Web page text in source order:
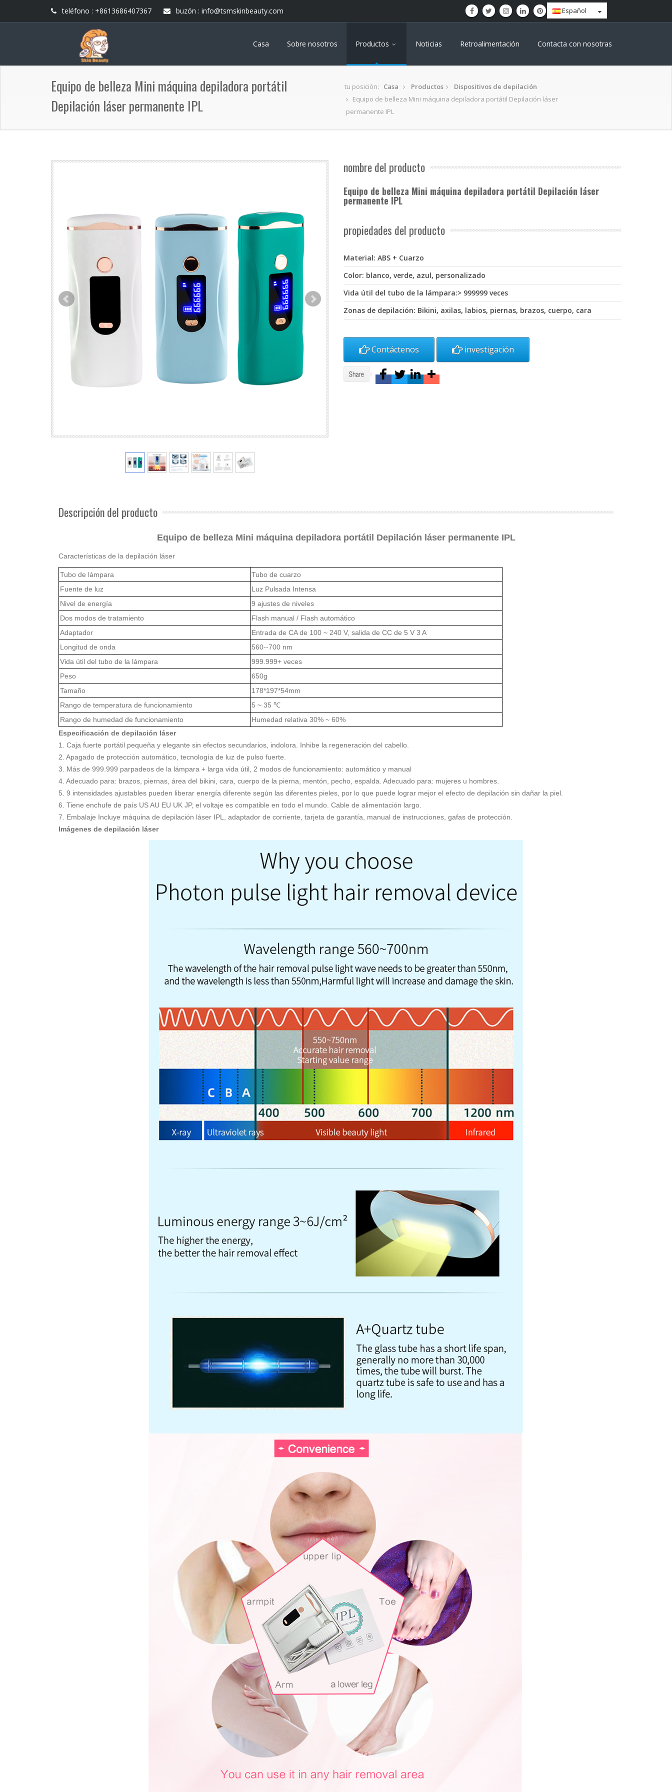
teléfono : +8613686407367 buzón : info@tsmskinbeauty.com Español
Casa Sobre nosotros Productos Noticias Retroalimentación Contacta con nosotras
Equipo de belleza Mini máquina depiladora portátil
Depilación láser permanente IPL
tu posición: Casa Productos
Dispositivos de depilación
Equipo de belleza Mini máquina depiladora portátil Depilación láser
permanente IPL
nombre del producto
Equipo de belleza Mini máquina depiladora portátil Depilación láser
permanente IPL
propiedades del producto
Material: ABS + Cuarzo
Color: blanco, verde, azul, personalizado
Vida útil del tubo de la lámpara:> 999999 veces
Zonas de depilación: Bikini, axilas, labios, piernas, brazos, cuerpo, cara
Contáctenos investigación
Descripción del producto
Equipo de belleza Mini máquina depiladora portátil Depilación láser permanente IPL
Características de la depilación láser
Tubo de lámpara
Tubo de cuarzo
Fuente de luz
Luz Pulsada Intensa
Nivel de energía
9 ajustes de niveles
Dos modos de tratamiento
Flash manual / Flash automático
Adaptador
Entrada de CA de 100 ~ 240 V, salida de CC de 5 V 3 A
Longitud de onda
560--700 nm
Vida útil del tubo de la lámpara
999.999+ veces
Peso
650g
Tamaño
178*197*54mm
Rango de temperatura de funcionamiento
5 ~ 35 ℃
Rango de humedad de funcionamiento
Humedad relativa 30% ~ 60%
Especificación de depilación láser
1. Caja fuerte portátil pequeña y elegante sin efectos secundarios, indolora. Inhibe la regeneración del cabello.
2. Apagado de protección automático, tecnología de luz de pulso fuerte.
3. Más de 999.999 parpadeos de la lámpara + larga vida útil, 2 modos de funcionamiento: automático y manual
4. Adecuado para: brazos, piernas, área del bikini, cara, cuerpo de la pierna, mentón, pecho, espalda. Adecuado para: mujeres u hombres.
5. 9 intensidades ajustables pueden liberar energía diferente según las diferentes pieles, por lo que puede lograr mejor el efecto de depilación sin dañar la piel.
6. Tiene enchufe de país US AU EU UK JP, el voltaje es compatible en todo el mundo. Cable de alimentación largo.
7. Embalaje Incluye máquina de depilación láser IPL, adaptador de corriente, tarjeta de garantía, manual de instrucciones, gafas de protección.
Imágenes de depilación láser